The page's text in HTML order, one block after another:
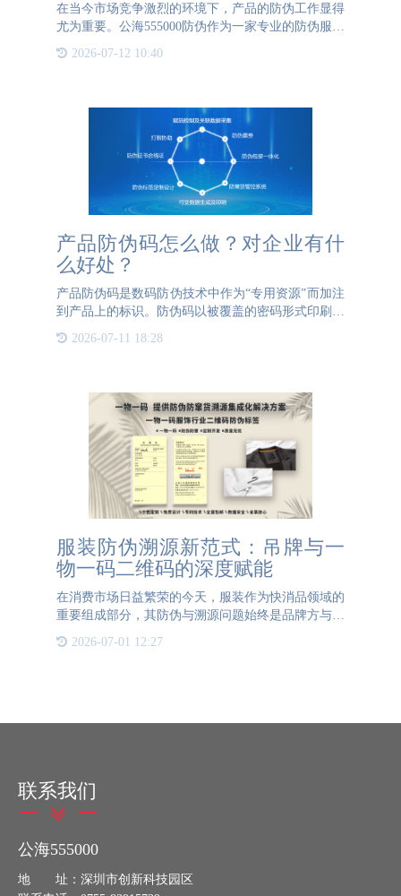
在当今市场竞争激烈的环境下，产品的防伪工作显得
尤为重要。公海555000防伪作为一家专业的防伪服务
提供商，一直致力于为客户提供最安全、最可靠的防
伪解决方案。我们自豪地宣布，我们拥有自主印刷工
2026-07-12 10:40
产品防伪码怎么做？对企业有什
么好处？
产品防伪码是数码防伪技术中作为“专用资源”而加注
到产品上的标识。防伪码以被覆盖的密码形式印刷在
防伪标签上，同时，在标签上印刷产品的查询地址，
产品在进行验证时就刮开密码覆盖层，根据同时在标
2026-07-11 18:28
服装防伪溯源新范式：吊牌与一
物一码二维码的深度赋能
在消费市场日益繁荣的今天，服装作为快消品领域的
重要组成部分，其防伪与溯源问题始终是品牌方与消
杂原料配方的产品，服装的仿造门槛相对较低——相
2026-07-01 12:27
联系我们
公海555000
地 址：深圳市创新科技园区